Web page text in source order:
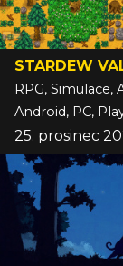
STARDEW
RPG, Simulace,
25. prosinec